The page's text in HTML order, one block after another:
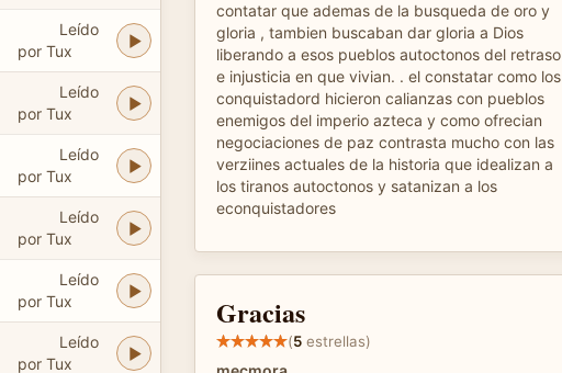
Leído
por Tux
Leído
por Tux
Leído
por Tux
Leído
por Tux
Leído
por Tux
Leído
por Tux
contatar que ademas de la busqueda de oro y
gloria , tambien buscaban dar gloria a Dios
liberando a esos pueblos autoctonos del retraso
e injusticia en que vivian. . el constatar como los
conquistadord hicieron calianzas con pueblos
enemigos del imperio azteca y como ofrecian
negociaciones de paz contrasta mucho con las
verziines actuales de la historia que idealizan a
los tiranos autoctonos y satanizan a los
econquistadores
Gracias
(5 estrellas)